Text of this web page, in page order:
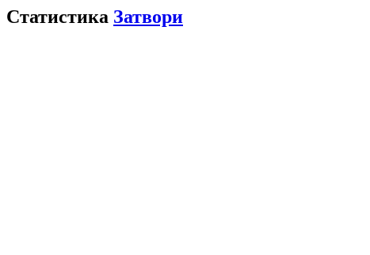
Статистика Затвори